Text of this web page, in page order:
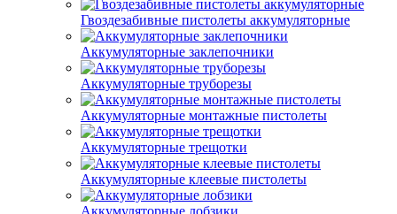
Гвоздезабивные пистолеты аккумуляторные
Аккумуляторные заклепочники
Аккумуляторные труборезы
Аккумуляторные монтажные пистолеты
Аккумуляторные трещотки
Аккумуляторные клеевые пистолеты
Аккумуляторные лобзики